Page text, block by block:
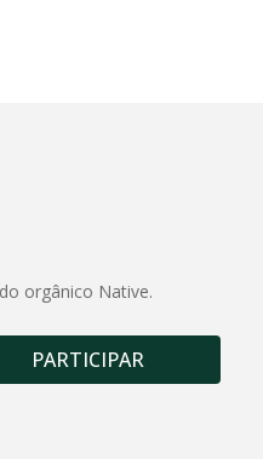
orgânico Native.
PARTICIPAR